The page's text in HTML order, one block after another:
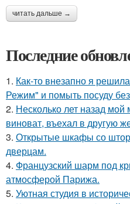
читать дальше →
Последние
1. Как-то внезапно я
Режим" и помыть посуду
2. Несколько лет назад
виноват, въехал в другую
3. Открытые шкафы со
дверцам.
4. Французский шарм под
атмосферой Парижа.
5. Уютная студия в